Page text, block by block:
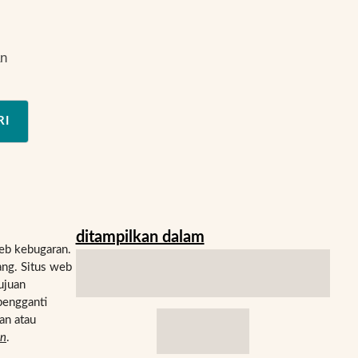
kebugaran.
Situs web
atau
.
ditampilkan dalam